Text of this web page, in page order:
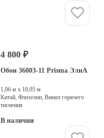
4 800 ₽
Обои 36003-11 Prisma ЭлиА
1,06 м х 10,05 м
Китай, Флизелин, Винил горячего
тиснения
В наличии